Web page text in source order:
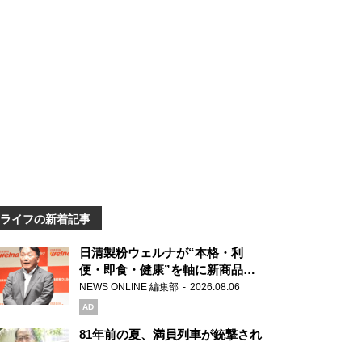
ライフの新着記事
日清製粉ウェルナが“本格・利
便・即食・健康”を軸に新商品を
展開 「マ・マー」「青の洞窟」
ブランドを強化
NEWS ONLINE 編集部 2026.08.06
AD
81年前の夏、満員列車が銃撃され